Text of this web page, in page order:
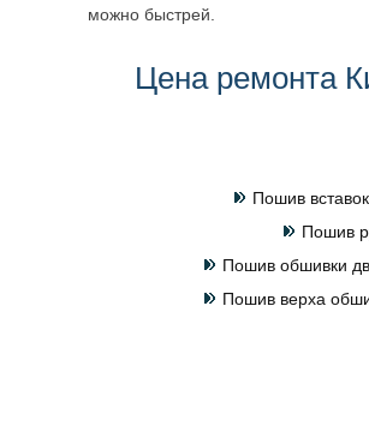
можно быстрей.
Цена ремонта
Пошив
Пошив
Пошив обшивки
Пошив верха